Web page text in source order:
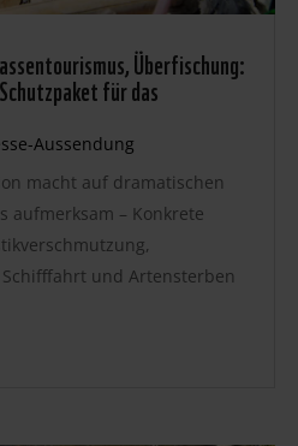
Überfischung:
für das
Aussendung
macht auf dramatischen
aufmerksam – Konkrete
und Artensterben